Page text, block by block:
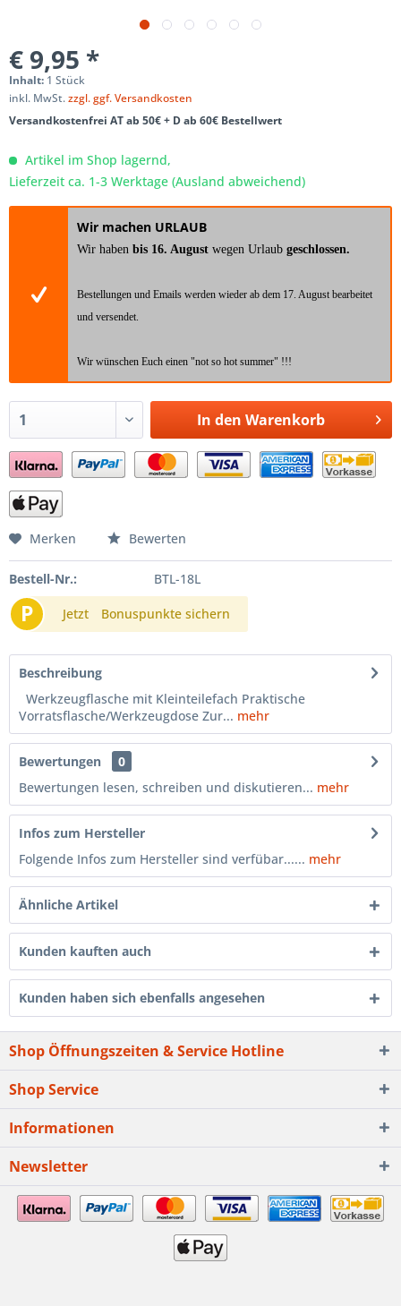
€ 9,95 *
Inhalt: 1 Stück
inkl. MwSt.zzgl. ggf. Versandkosten
Versandkostenfrei AT ab 50€ + D ab 60€ Bestellwert
Artikel im Shop lagernd,
Lieferzeit ca. 1-3 Werktage (Ausland abweichend)
Wir machen URLAUB
Wir haben bis 16. August wegen Urlaub geschlossen.
Bestellungen und Emails werden wieder ab dem 17. August bearbeitet
und versendet.
Wir wünschen Euch einen "not so hot summer" !!!
In den Warenkorb
Merken Bewerten
Bestell-Nr.: BTL-18L
P Jetzt Bonuspunkte sichern
Beschreibung
Werkzeugflasche mit Kleinteilefach Praktische
Vorratsflasche/Werkzeugdose Zur... mehr
Bewertungen
0
Bewertungen lesen, schreiben und diskutieren... mehr
Infos zum Hersteller
Folgende Infos zum Hersteller sind verfübar...... mehr
Ähnliche Artikel
Kunden kauften auch
Kunden haben sich ebenfalls angesehen
Shop Öffnungszeiten & Service Hotline
Shop Service
Informationen
Newsletter